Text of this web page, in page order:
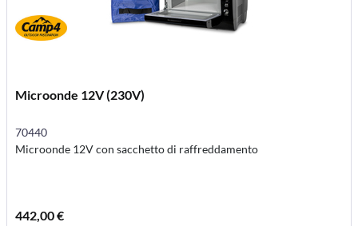
Microonde 12V (230V)
70440
Microonde 12V con sacchetto di raffreddamento
442,00 €